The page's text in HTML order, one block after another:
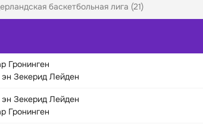
баскетбольная лига (21)
Гронинген
эн Зекерид Лейден
эн Зекерид Лейден
Гронинген